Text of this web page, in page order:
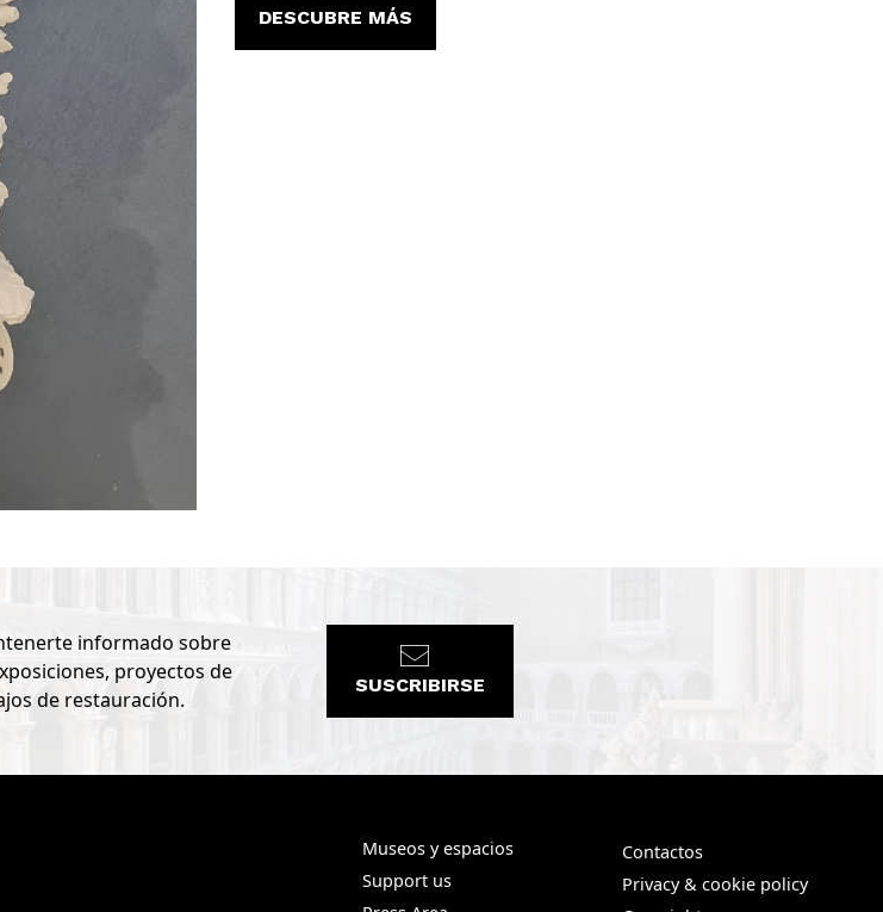
DESCUBRE MÁS
informado sobre
proyectos de
de restauración.
SUSCRIBIRSE
Museos y espacios
Support us
Contactos
Privacy & cookie policy